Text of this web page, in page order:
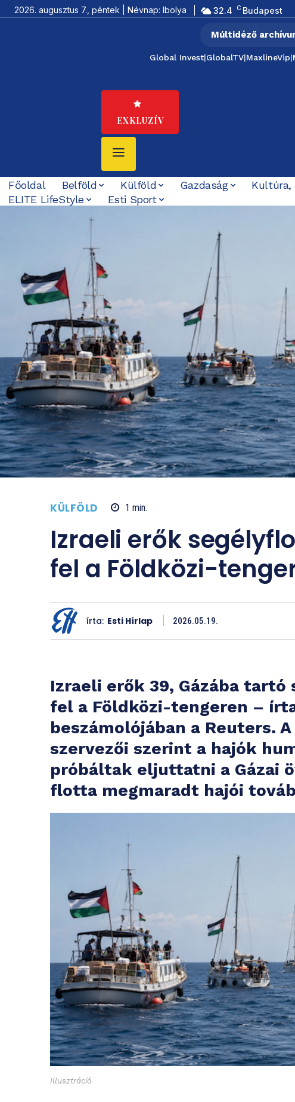
2026. augusztus 7., péntek | Névnap: Ibolya 32.4 C Budapest
Múltidéző
Global Invest|GlobalTV|MaxlineVip|
EXKLUZÍV
Főoldal Belföld Külföld Gazdaság Kultúra,
ELITE LifeStyle
Esti Sport
KÜLFÖLD 1 min.
Izraeli erők
fel a Földközi-
írta: Esti Hírlap 2026.05.19.
Izraeli erők 39, Gázába
fel a Földközi-tengeren –
beszámolójában a Reuters.
szervezői szerint a hajók
próbáltak eljuttatni a Gázai
flotta megmaradt hajói
Illusztráció